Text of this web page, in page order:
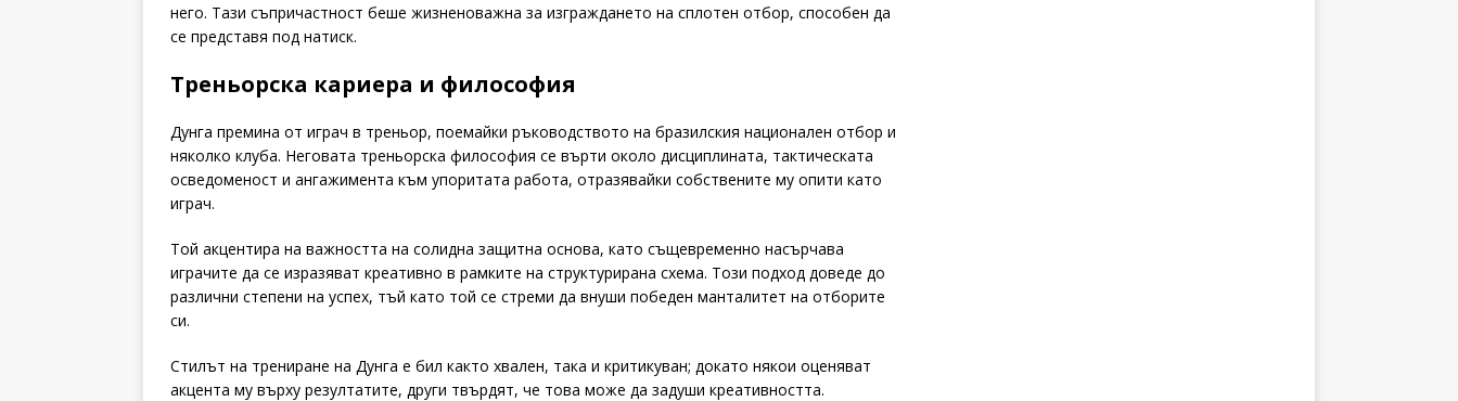
него. Тази съпричастност беше жизненоважна за изграждането на сплотен отбор, способен да
се представя под натиск.
Треньорска кариера и философия
Дунга премина от играч в треньор, поемайки ръководството на бразилския национален отбор и
няколко клуба. Неговата треньорска философия се върти около дисциплината, тактическата
осведоменост и ангажимента към упоритата работа, отразявайки собствените му опити като
играч.
Той акцентира на важността на солидна защитна основа, като същевременно насърчава
играчите да се изразяват креативно в рамките на структурирана схема. Този подход доведе до
различни степени на успех, тъй като той се стреми да внуши победен манталитет на отборите
си.
Стилът на трениране на Дунга е бил както хвален, така и критикуван; докато някои оценяват
акцента му върху резултатите, други твърдят, че това може да задуши креативността.